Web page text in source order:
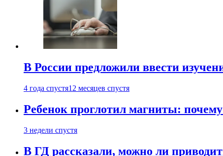
В России предложили ввести
4 года спустя12 месяцев спустя
Ребенок проглотил магниты:
3 недели спустя
В ГД рассказали, можно ли